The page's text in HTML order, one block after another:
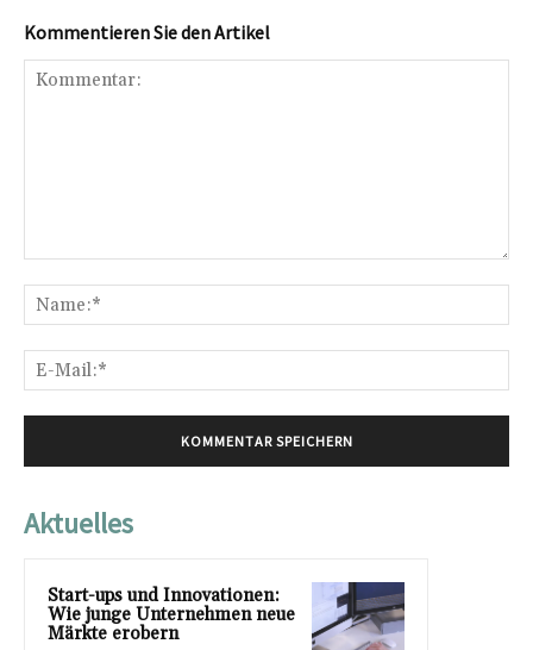
Kommentieren Sie den Artikel
Aktuelles
Start-ups und Innovationen:
Wie junge Unternehmen neue
Märkte erobern